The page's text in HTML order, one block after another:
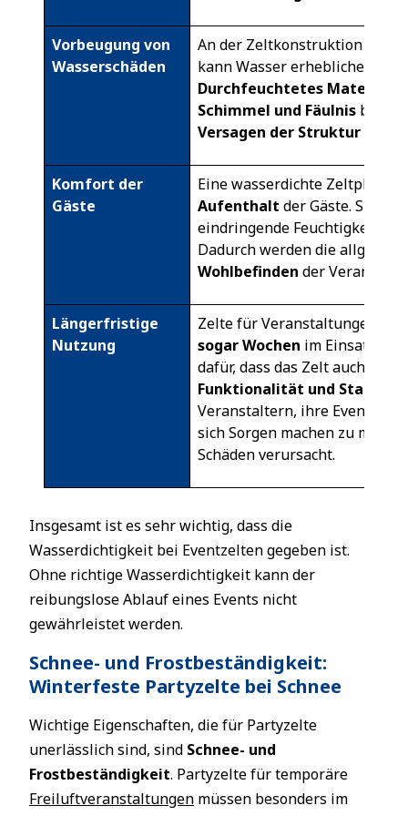
Vorbeugung von
Wasserschäden
An der Zeltkonstruktion und
kann Wasser erheblichen
Durchfeuchtetes Material
Schimmel und Fäulnis
Versagen der Struktur
Komfort der
Gäste
Eine wasserdichte Zeltplane
Aufenthalt der Gäste. Sie
eindringende Feuchtigkeit
Dadurch werden die
Wohlbefinden der
Längerfristige
Nutzung
Zelte für Veranstaltungen
sogar Wochen im Einsatz.
dafür, dass das Zelt auch bei
Funktionalität und
Veranstaltern, ihre Events
sich Sorgen machen zu
Schäden verursacht.
Insgesamt ist es sehr wichtig, dass die
Wasserdichtigkeit bei Eventzelten gegeben ist.
Ohne richtige Wasserdichtigkeit kann der
reibungslose Ablauf eines Events nicht
gewährleistet werden.
Schnee- und Frostbeständigkeit:
Winterfeste Partyzelte bei Schnee
Wichtige Eigenschaften, die für Partyzelte
unerlässlich sind, sind Schnee- und
Frostbeständigkeit. Partyzelte für temporäre
Freiluftveranstaltungen müssen besonders im